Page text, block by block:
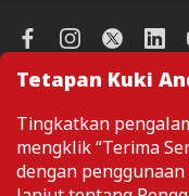
Tetapan Kuki
Tingkatkan
mengklik “Terima
dengan
CIMB Islamic
CIMB Bank (SG)
CIMB Bank (KH)
CIMB Thai
CIMB Bank (VN)
CIMB Bank (PH)
Pelanggan tidak perlu
atau mengakses